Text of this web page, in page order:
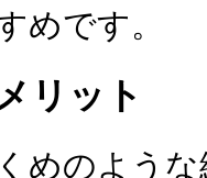
めです。
リット
めのよう